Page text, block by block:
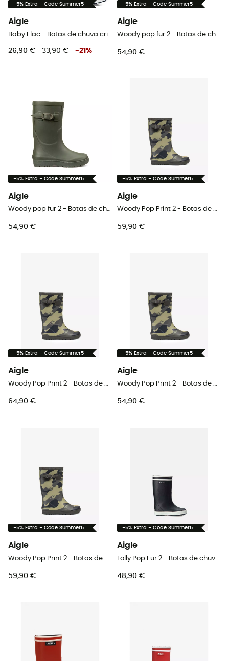
-5% Extra - Code Summer5
Aigle
26,90 € 33,90 € -21 %
-5% Extra - Code Summer5
Aigle
54,90 €
-5% Extra - Code Summer5
Aigle
54,90 €
-5% Extra - Code Summer5
Aigle
59,90 €
-5% Extra - Code Summer5
Aigle
64,90 €
-5% Extra - Code Summer5
Aigle
54,90 €
-5% Extra - Code Summer5
Aigle
59,90 €
-5% Extra - Code Summer5
Aigle
48,90 €